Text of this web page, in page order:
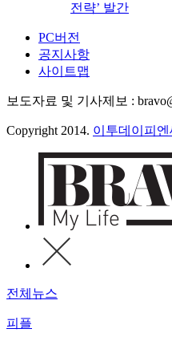
전략’ 발간
PC버전
공지사항
사이트맵
보도자료 및 기사제보 :
Copyright 2014. 이투데이피엔
전체뉴스
피플